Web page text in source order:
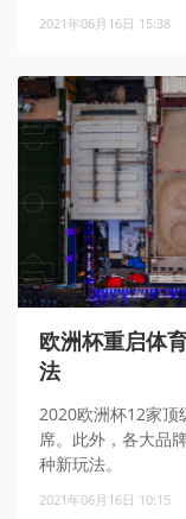
2021年06月16日 15:38
欧洲杯重启体
法
2020欧洲杯12家顶
席。此外，各大品
种新玩法。
2021年06月16日 10:15